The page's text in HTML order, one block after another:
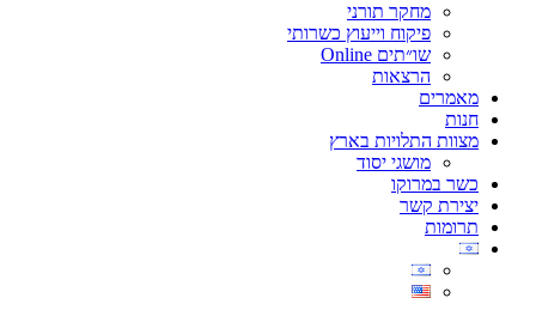
מחקר תורני
פיקוח וייעוץ כשרותי
שו״תים Online
הרצאות
מאמרים
חנות
מצוות התלויות בארץ
מושגי יסוד
כשר במרוקו
יצירת קשר
תרומות